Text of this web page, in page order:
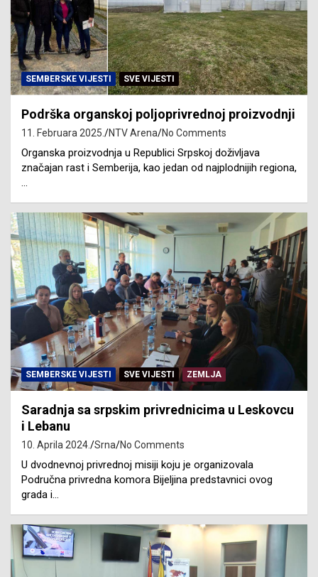
SEMBERSKE VIJESTI SVE VIJESTI
Podrška organskoj poljoprivrednoj proizvodnji
11. Februara 2025. NTV Arena No Comments
Organska proizvodnja u Republici Srpskoj doživljava
značajan rast i Semberija, kao jedan od najplodnijih regiona,
…
SEMBERSKE VIJESTI SVE VIJESTI ZEMLJA
Saradnja sa srpskim privrednicima u Leskovcu
i Lebanu
10. Aprila 2024. Srna No Comments
U dvodnevnoj privrednoj misiji koju je organizovala
Područna privredna komora Bijeljina predstavnici ovog
grada i…